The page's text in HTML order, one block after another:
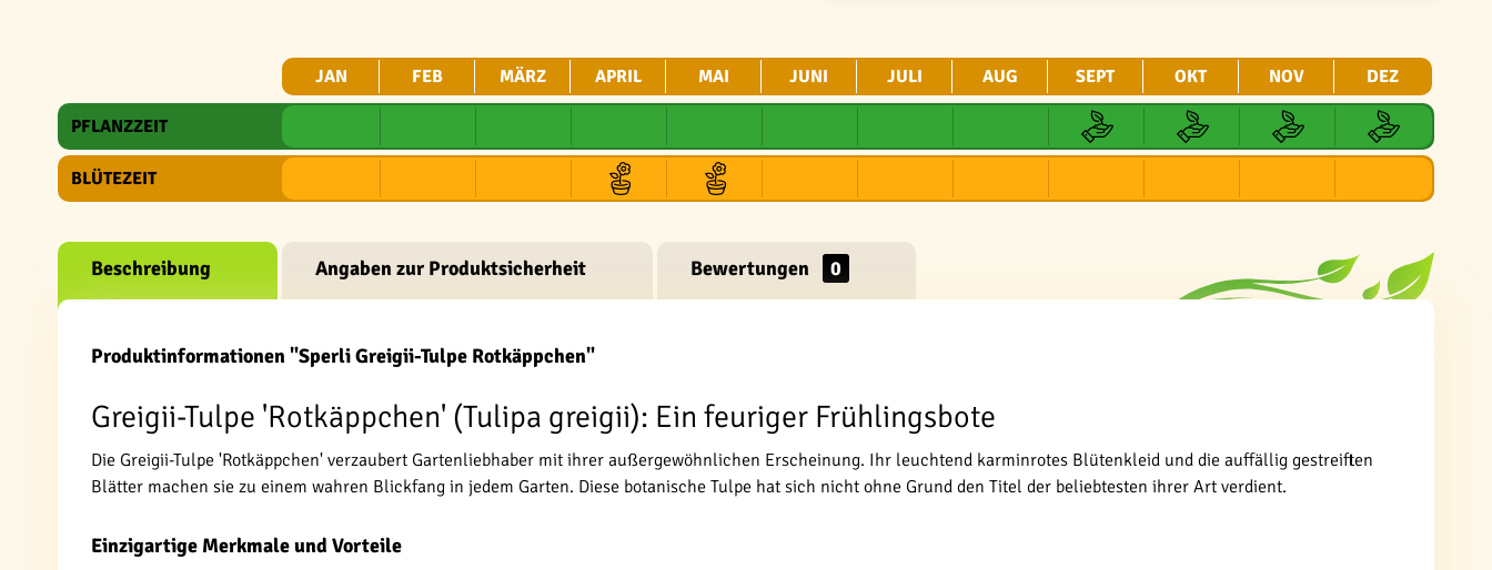
JAN FEB MÄRZ APRIL MAI JUNI JULI AUG SEPT OKT NOV DEZ
PFLANZZEIT
BLÜTEZEIT
Beschreibung Angaben zur Produktsicherheit Bewertungen 0
Produktinformationen "Sperli Greigii-Tulpe Rotkäppchen"
Greigii-Tulpe 'Rotkäppchen' (Tulipa greigii): Ein feuriger Frühlingsbote
Die Greigii-Tulpe 'Rotkäppchen' verzaubert Gartenliebhaber mit ihrer außergewöhnlichen Erscheinung. Ihr leuchtend karminrotes Blütenkleid und die auffällig gestreiften
Blätter machen sie zu einem wahren Blickfang in jedem Garten. Diese botanische Tulpe hat sich nicht ohne Grund den Titel der beliebtesten ihrer Art verdient.
Einzigartige Merkmale und Vorteile